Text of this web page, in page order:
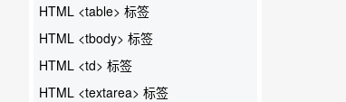
HTML <table> 标签
HTML <tbody> 标签
HTML <td> 标签
HTML <textarea> 标签